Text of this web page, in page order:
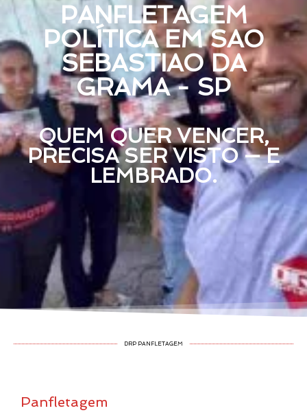
PANFLETAGEM
POLÍTICA EM SAO
SEBASTIAO DA
GRAMA - SP
QUEM QUER VENCER,
PRECISA SER VISTO — E
LEMBRADO.
DRP PANFLETAGEM
Panfletagem